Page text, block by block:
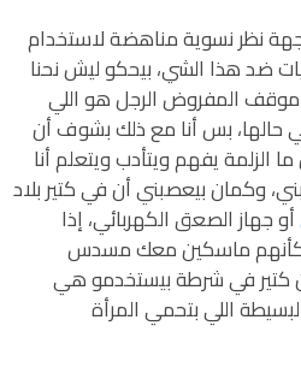
نظر نسوية مناهضة لاستخدام
ضد هذا الشي، بيحكو ليش نحنا
المفروض الرجل هو اللي
حالها، بس أنا مع ذلك بشوف أن
الزلمة يفهم ويتأدب ويتعلم أنا
وكمان بيعصبني أن في كتير بلاد
أو جهاز الصعق الكهربائي، إذا
ماسكين معك مسدس
كتير في شرطة بيستخدمو هي
اللي بتحمي المرأة